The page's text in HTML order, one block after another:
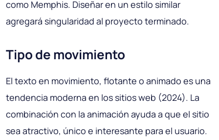
como Memphis. Diseñar en un estilo similar
agregará singularidad al proyecto terminado.
Tipo de movimiento
El texto en movimiento, flotante o animado es una
tendencia moderna en los sitios web (2024). La
combinación con la animación ayuda a que el sitio
sea atractivo, único e interesante para el usuario.